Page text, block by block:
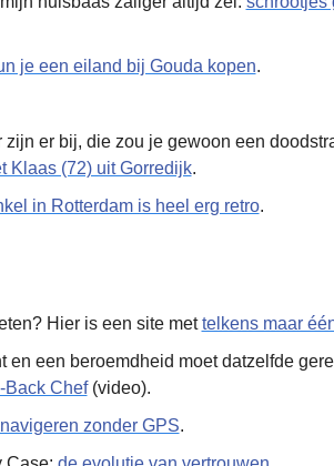
je een eiland bij Gouda kopen.
er bij, die zou je gewoon een
Klaas (72) uit Gorredijk.
in Rotterdam is heel erg retro.
Hier is een site met telkens maar
en een beroemdheid moet datzelfde
Back Chef (video).
zonder GPS.